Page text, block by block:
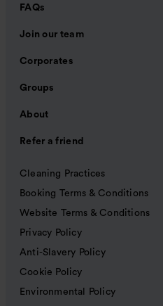
FAQs
Join our team
Corporates
Groups
About
Refer a friend
Cleaning Practices
Booking Terms & Conditions
Website Terms & Conditions
Privacy Policy
Anti-Slavery Policy
Cookie Policy
Environmental Policy